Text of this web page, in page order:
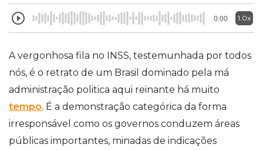
0:00 1.0x
A vergonhosa fila no INSS, testemunhada por todos
nós, é o retrato de um Brasil dominado pela má
administração politica aqui reinante há muito
tempo. É a demonstração categórica da forma
irresponsável como os governos conduzem áreas
públicas importantes, minadas de indicações